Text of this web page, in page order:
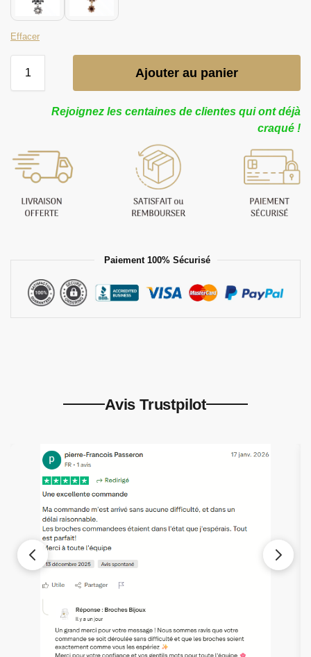
Effacer
Ajouter au panier
Rejoignez les centaines de clientes qui ont déjà
craqué !
Paiement 100% Sécurisé
Avis Trustpilot